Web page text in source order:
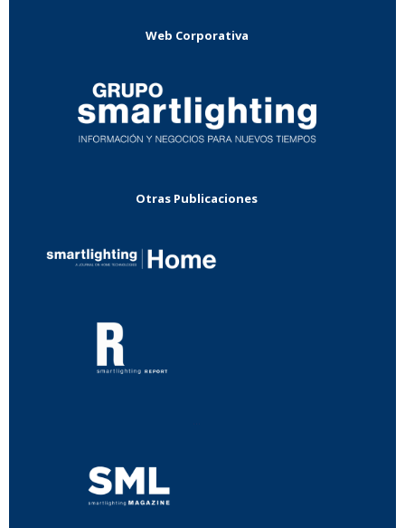
Web Corporativa
Otras Publicaciones